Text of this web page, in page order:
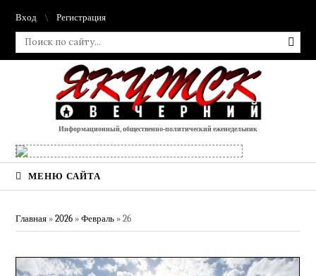
Вход Регистрация
Информационный, общественно-политический еженедельник
МЕНЮ САЙТА
Главная »2026 » Февраль » 26